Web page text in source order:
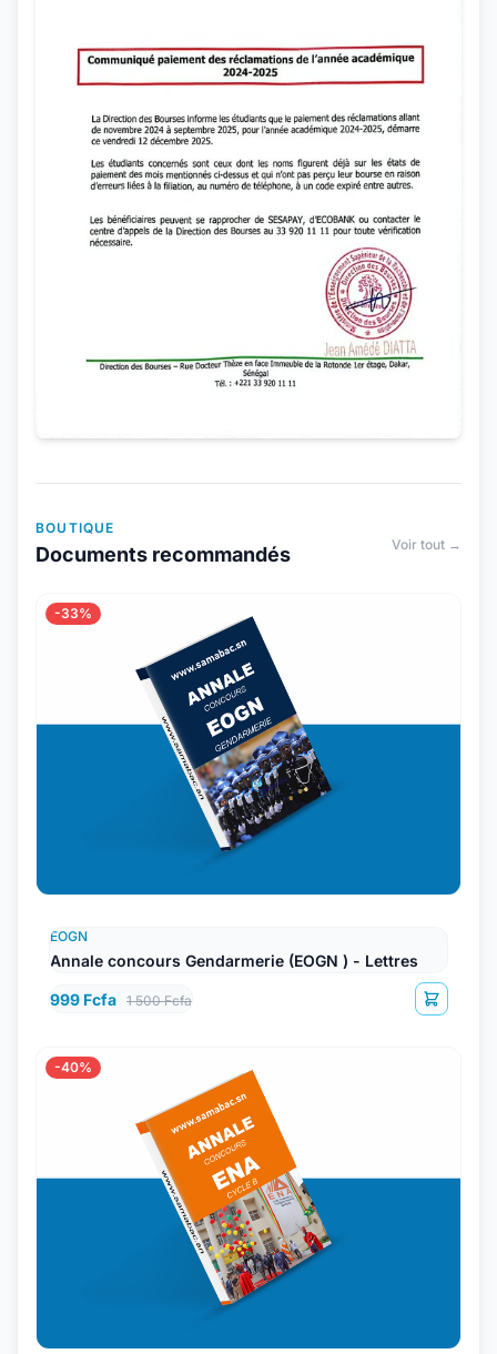
BOUTIQUE
Documents recommandés Voir tout →
-33%
EOGN
Annale concours Gendarmerie (EOGN ) - Lettres
999 Fcfa 1 500 Fcfa
-40%